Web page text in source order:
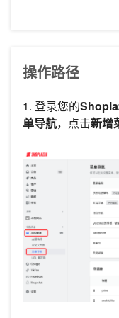
操作路径
1. 登录您的
单导航，点击新增